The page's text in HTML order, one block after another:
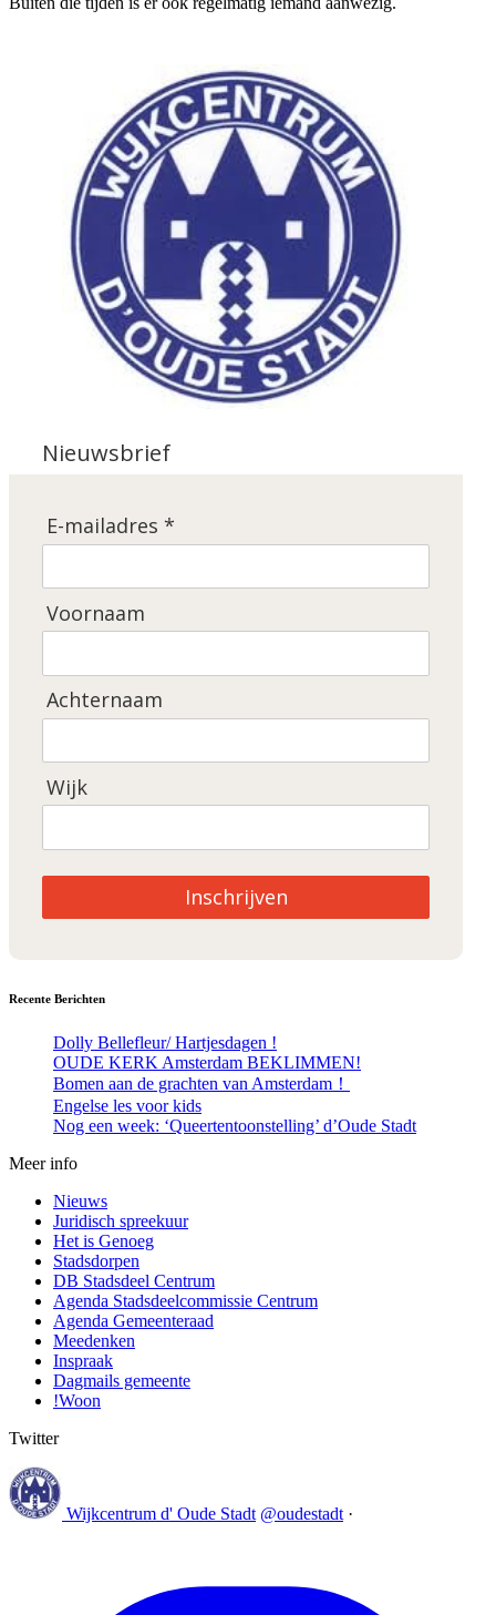
Nieuwsbrief
E-mailadres *
Voornaam
Achternaam
Wijk
Inschrijven
Recente Berichten
Dolly Bellefleur/ Hartjesdagen !
OUDE KERK Amsterdam BEKLIMMEN!
Bomen aan de grachten van Amsterdam！
Engelse les voor kids
Nog een week: ‘Queertentoonstelling’ d’Oude Stadt
Meer info
Nieuws
Juridisch spreekuur
Het is Genoeg
Stadsdorpen
DB Stadsdeel Centrum
Agenda Stadsdeelcommissie Centrum
Agenda Gemeenteraad
Meedenken
Inspraak
Dagmails gemeente
!Woon
Twitter
Wijkcentrum d' Oude Stadt @oudestadt ·